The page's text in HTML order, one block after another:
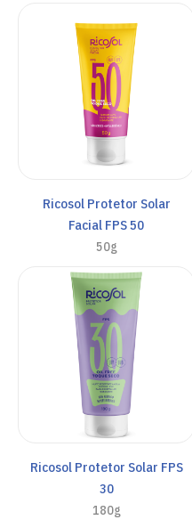
Ricosol Protetor Solar
Facial FPS 50
50g
Ricosol Protetor Solar FPS
30
180g